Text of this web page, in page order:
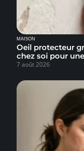
MAISON
Oeil protecteur
chez soi pour
7 août 2026